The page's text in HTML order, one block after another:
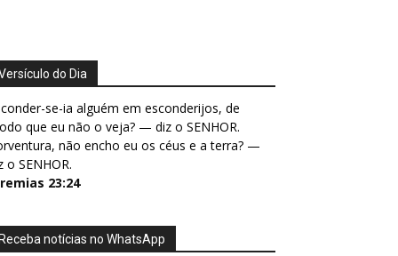
do Dia
se-ia alguém em esconderijos, de
que eu não o veja? — diz o SENHOR.
não encho eu os céus e a terra? —
o SENHOR.
23:24
Receba notícias no WhatsApp